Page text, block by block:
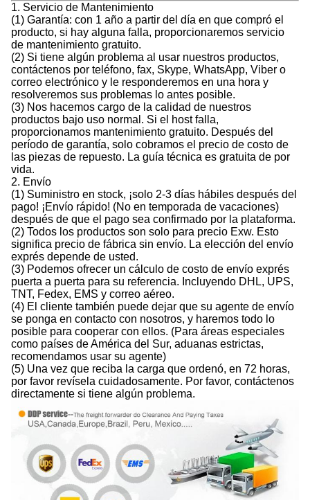
1. Servicio de Mantenimiento
(1) Garantía: con 1 año a partir del día en que compró el
producto, si hay alguna falla, proporcionaremos servicio
de mantenimiento gratuito.
(2) Si tiene algún problema al usar nuestros productos,
contáctenos por teléfono, fax, Skype, WhatsApp, Viber o
correo electrónico y le responderemos en una hora y
resolveremos sus problemas lo antes posible.
(3) Nos hacemos cargo de la calidad de nuestros
productos bajo uso normal. Si el host falla,
proporcionamos mantenimiento gratuito. Después del
período de garantía, solo cobramos el precio de costo de
las piezas de repuesto. La guía técnica es gratuita de por
vida.
2. Envío
(1) Suministro en stock, ¡solo 2-3 días hábiles después del
pago! ¡Envío rápido! (No en temporada de vacaciones)
después de que el pago sea confirmado por la plataforma.
(2) Todos los productos son solo para precio Exw. Esto
significa precio de fábrica sin envío. La elección del envío
exprés depende de usted.
(3) Podemos ofrecer un cálculo de costo de envío exprés
puerta a puerta para su referencia. Incluyendo DHL, UPS,
TNT, Fedex, EMS y correo aéreo.
(4) El cliente también puede dejar que su agente de envío
se ponga en contacto con nosotros, y haremos todo lo
posible para cooperar con ellos. (Para áreas especiales
como países de América del Sur, aduanas estrictas,
recomendamos usar su agente)
(5) Una vez que reciba la carga que ordenó, en 72 horas,
por favor revísela cuidadosamente. Por favor, contáctenos
directamente si tiene algún problema.